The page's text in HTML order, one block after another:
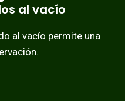
al vacío
al vacío permite una